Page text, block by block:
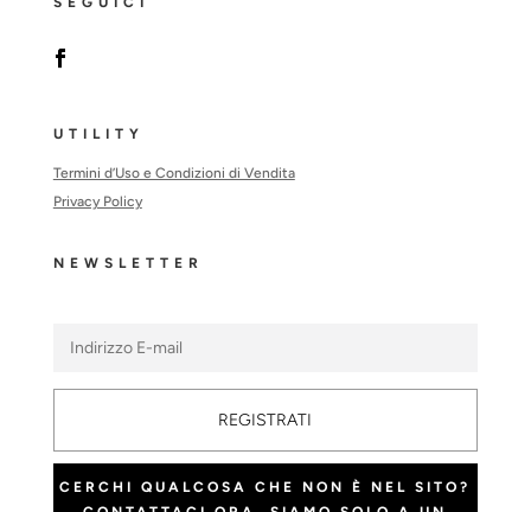
UTILITY
Termini d’Uso e Condizioni di Vendita
Privacy Policy
NEWSLETTER
REGISTRATI
CERCHI QUALCOSA CHE NON È NEL SITO?